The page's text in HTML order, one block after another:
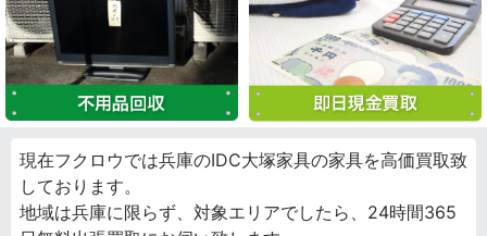
現在フクロウでは兵庫のIDC大塚家具の家具を高価買取致
しております。
地域は兵庫に限らず、対象エリアでしたら、24時間365